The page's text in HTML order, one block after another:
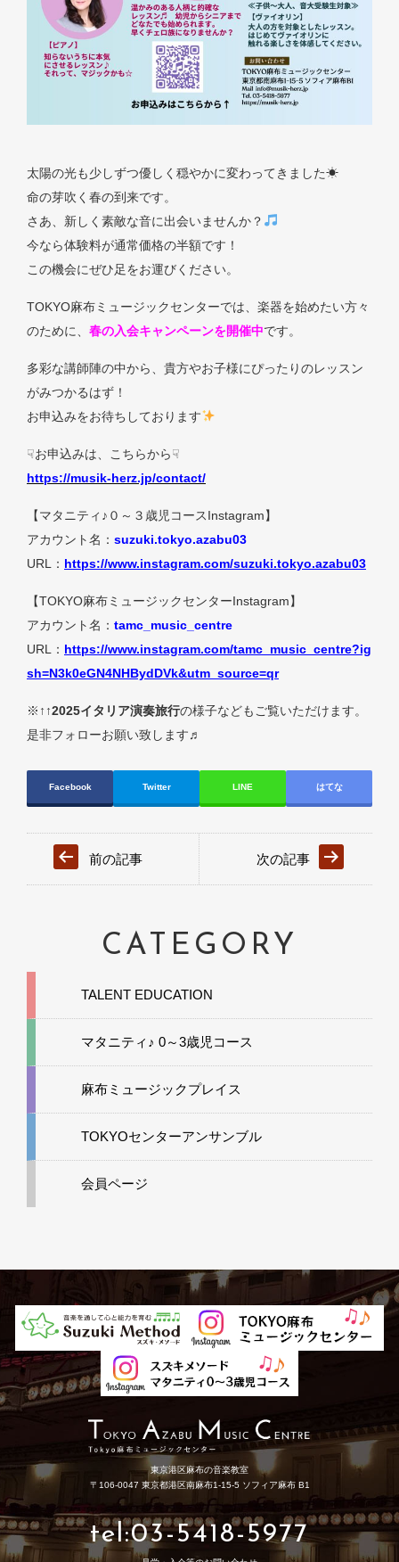
太陽の光も少しずつ優しく穏やかに変わってきました☀
命の芽吹く春の到来です。
さあ、新しく素敵な音に出会いませんか？
今なら体験料が通常価格の半額です！
この機会にぜひ足をお運びください。
TOKYO麻布ミュージックセンターでは、楽器を始めたい方々
のために、 春の入会キャンペーンを開催中です。
多彩な講師陣の中から、貴方やお子様にぴったりのレッスン
がみつかるはず！
お申込みをお待ちしております
☟お申込みは、こちらから☟
https://musik-herz.jp/contact/
【マタニティ♪０～３歳児コースInstagram】
アカウント名： suzuki.tokyo.azabu03
URL： https://www.instagram.com/suzuki.tokyo.azabu03
【TOKYO麻布ミュージックセンターInstagram】
アカウント名： tamc_music_centre
URL： https://www.instagram.com/tamc_music_centre?ig
sh=N3k0eGN4NHBydDVk&utm_source=qr
※↑↑2025イタリア演奏旅行の様子などもご覧いただけます。
是非フォローお願い致します♬
Facebook Twitter LINE はてな
前の記事 次の記事
CATEGORY
TALENT EDUCATION
マタニティ♪ 0～3歳児コース
麻布ミュージックプレイス
TOKYOセンターアンサンブル
会員ページ
東京港区麻布の音楽教室
〒106-0047 東京都港区南麻布1-15-5 ソフィア麻布 B1
tel:03-5418-5977